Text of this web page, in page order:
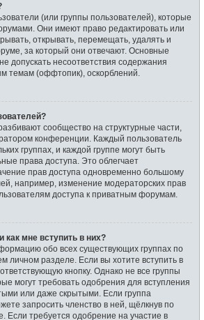
(или группы пользователей), которые
Они имеют право редактировать или
открывать, перемещать, удалять и
за который они отвечают. Основные
допускать несоответствия содержания
темам (оффтопик), оскорблений.
сообщество на структурные части,
конференции. Каждый пользователь
группах, и каждой группе могут быть
права доступа. Это облегчает
прав доступа одновременно большому
например, изменение модераторских прав
доступа к приватным форумам.
как мне вступить в них?
обо всех существующих группах по
личном разделе. Если вы хотите вступить в
кнопку. Однако не все группы
могут требовать одобрения для вступления
или даже скрытыми. Если группа
запросить членство в ней, щёлкнув по
Если требуется одобрение на участие в